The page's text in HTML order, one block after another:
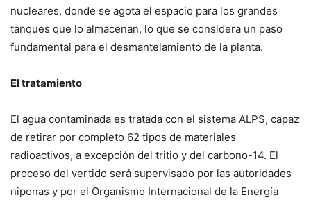
nucleares, donde se agota el espacio para los grandes
tanques que lo almacenan, lo que se considera un paso
fundamental para el desmantelamiento de la planta.
El tratamiento
El agua contaminada es tratada con el sistema ALPS, capaz
de retirar por completo 62 tipos de materiales
radioactivos, a excepción del tritio y del carbono-14. El
proceso del vertido será supervisado por las autoridades
niponas y por el Organismo Internacional de la Energía